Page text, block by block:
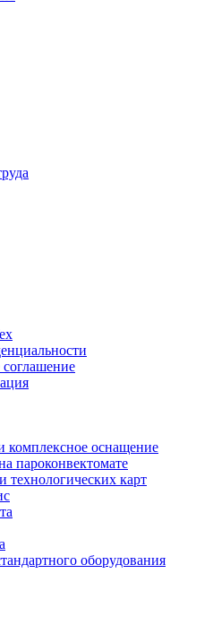
соглашение
комплексное оснащение
пароконвектомате
технологических карт
оборудования